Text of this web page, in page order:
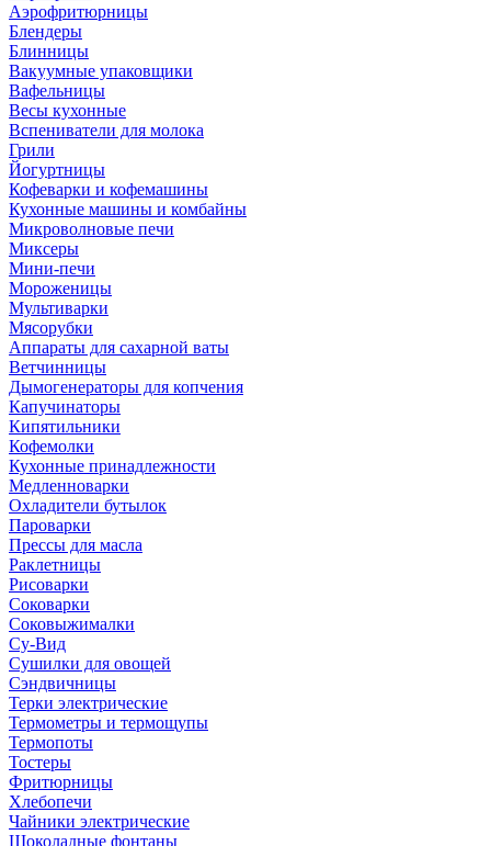
Аэрофритюрницы
Блендеры
Блинницы
Вакуумные упаковщики
Вафельницы
Весы кухонные
Вспениватели для молока
Грили
Йогуртницы
Кофеварки и кофемашины
Кухонные машины и комбайны
Микроволновые печи
Миксеры
Мини-печи
Мороженицы
Мультиварки
Мясорубки
Аппараты для сахарной ваты
Ветчинницы
Дымогенераторы для копчения
Капучинаторы
Кипятильники
Кофемолки
Кухонные принадлежности
Медленноварки
Охладители бутылок
Пароварки
Прессы для масла
Раклетницы
Рисоварки
Соковарки
Соковыжималки
Су-Вид
Сушилки для овощей
Сэндвичницы
Терки электрические
Термометры и термощупы
Термопоты
Тостеры
Фритюрницы
Хлебопечи
Чайники электрические
Шоколадные фонтаны